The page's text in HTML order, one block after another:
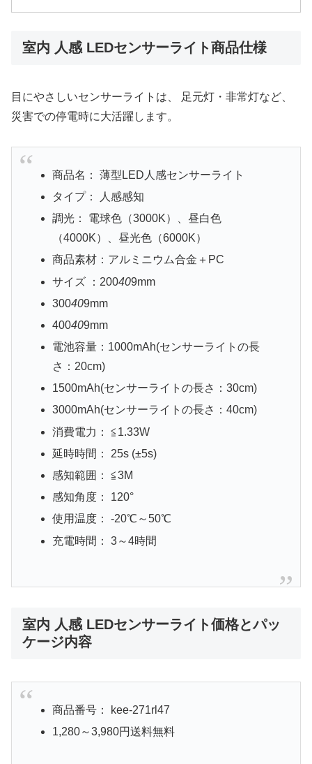
室内 人感 LEDセンサーライト商品仕様
目にやさしいセンサーライトは、 足元灯・非常灯など、
災害での停電時に大活躍します。
商品名： 薄型LED人感センサーライト
タイプ： 人感感知
調光： 電球色（3000K）、昼白色
（4000K）、昼光色（6000K）
商品素材：アルミニウム合金＋PC
サイズ ：200409mm
300409mm
400409mm
電池容量：1000mAh(センサーライトの長
さ：20cm)
1500mAh(センサーライトの長さ：30cm)
3000mAh(センサーライトの長さ：40cm)
消費電力： ≦1.33W
延時時間： 25s (±5s)
感知範囲： ≦3M
感知角度： 120°
使用温度： -20℃～50℃
充電時間： 3～4時間
室内 人感 LEDセンサーライト価格とパッ
ケージ内容
商品番号： kee-271rl47
1,280～3,980円送料無料